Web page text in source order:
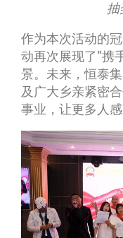
抽
作为本次活动的
动再次展现了“携
景。未来，恒泰
及广大乡亲紧密
事业，让更多人